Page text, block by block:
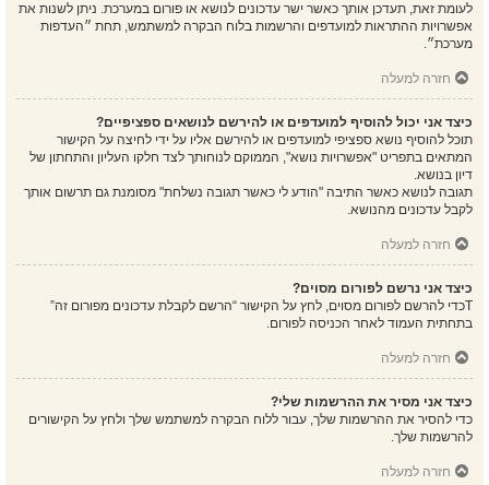
לעומת זאת, תעדכן אותך כאשר ישר עדכונים לנושא או פורום במערכת. ניתן לשנות את
אפשרויות ההתראות למועדפים והרשמות בלוח הבקרה למשתמש, תחת ״העדפות
מערכת״.
חזרה למעלה
כיצד אני יכול להוסיף למועדפים או להירשם לנושאים ספציפיים?
תוכל להוסיף נושא ספציפי למועדפים או להירשם אליו על ידי לחיצה על הקישור
המתאים בתפריט "אפשרויות נושא", הממוקם לנוחותך לצד חלקו העליון והתחתון של
דיון בנושא.
תגובה לנושא כאשר התיבה "הודע לי כאשר תגובה נשלחת" מסומנת גם תרשום אותך
לקבל עדכונים מהנושא.
חזרה למעלה
כיצד אני נרשם לפורום מסוים?
Tכדי להרשם לפורום מסוים, לחץ על הקישור “הרשם לקבלת עדכונים מפורום זה”
בתחתית העמוד לאחר הכניסה לפורום.
חזרה למעלה
כיצד אני מסיר את ההרשמות שלי?
כדי להסיר את ההרשמות שלך, עבור ללוח הבקרה למשתמש שלך ולחץ על הקישורים
להרשמות שלך.
חזרה למעלה